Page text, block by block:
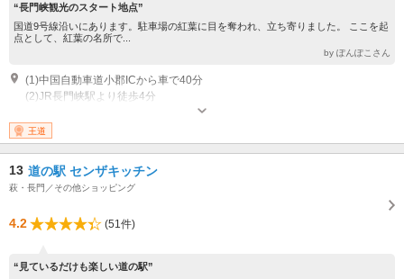
“長門峡観光のスタート地点”
国道9号線沿いにあります。駐車場の紅葉に目を奪われ、立ち寄りました。 ここを起
点として、紅葉の名所で...
by ぽんぽこさん
(1)中国自動車道小郡ICから車で40分
(2)JR長門峡駅より徒歩4分
営業時間：・情報コーナー 9:30～18:00 ・特産品直売所 9:30～18:00
・テイクアウトコーナー 9:30～16:00 ・お食事処「長門峡」平日 10：
30～15：00 土日祝 10:30～16:00（※オーダーストップは閉店30分前）
始
王道
13 道の駅 センザキッチン
萩・長門／その他ショッピング
4.2 (51件)
“見ているだけも楽しい道の駅”